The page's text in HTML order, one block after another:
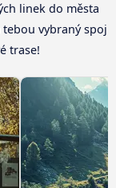
linek do města
vybraný spoj
trase!